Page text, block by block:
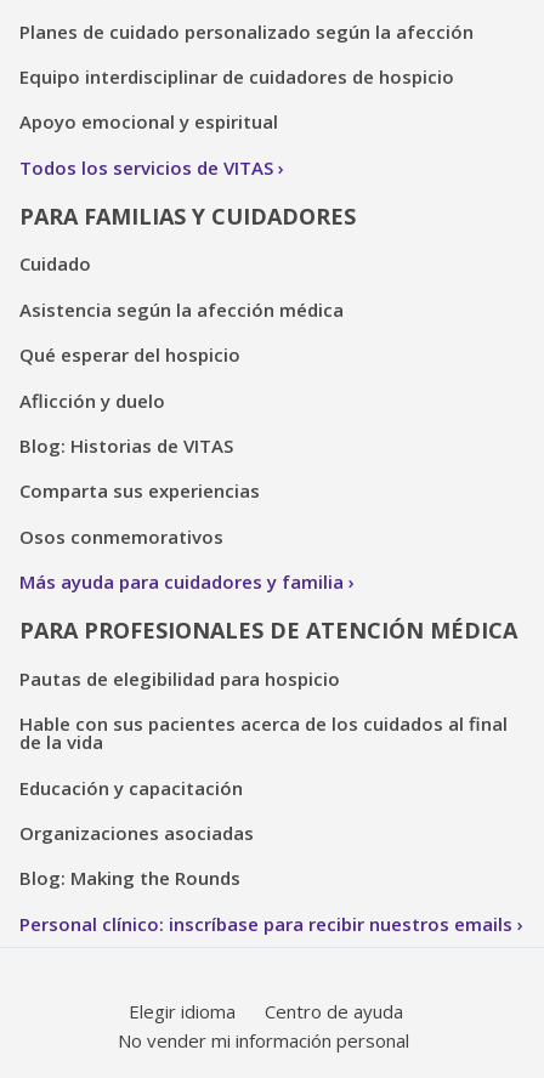
Planes de cuidado personalizado según la afección
Equipo interdisciplinar de cuidadores de hospicio
Apoyo emocional y espiritual
Todos los servicios de VITAS
PARA FAMILIAS Y CUIDADORES
Cuidado
Asistencia según la afección médica
Qué esperar del hospicio
Aflicción y duelo
Blog: Historias de VITAS
Comparta sus experiencias
Osos conmemorativos
Más ayuda para cuidadores y familia
PARA PROFESIONALES DE ATENCIÓN MÉDICA
Pautas de elegibilidad para hospicio
Hable con sus pacientes acerca de los cuidados al final
de la vida
Educación y capacitación
Organizaciones asociadas
Blog: Making the Rounds
Personal clínico: inscríbase para recibir nuestros emails
Elegir idioma
Centro de ayuda
No vender mi información personal